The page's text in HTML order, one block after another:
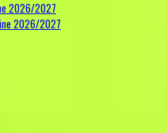
2026/2027
2026/2027